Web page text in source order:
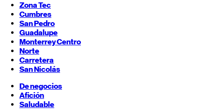
Zona Tec
Cumbres
San Pedro
Guadalupe
MonterreyCentro
Norte
Carretera
San Nicolás
De negocios
Afición
Saludable